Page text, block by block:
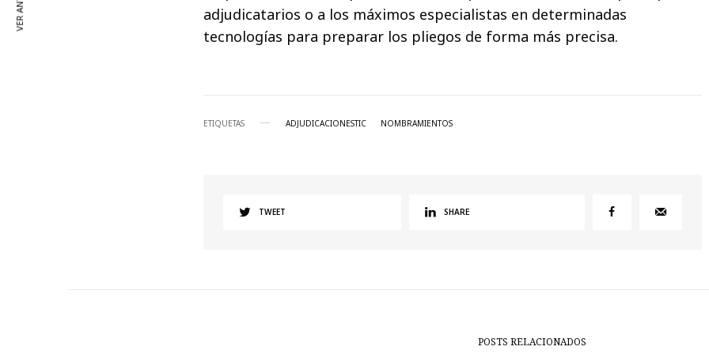
adjudicatarios o a los máximos especialistas en determinadas
tecnologías para preparar los pliegos de forma más precisa.
ETIQUETAS ADJUDICACIONESTIC NOMBRAMIENTOS
TWEET SHARE
POSTS RELACIONADOS